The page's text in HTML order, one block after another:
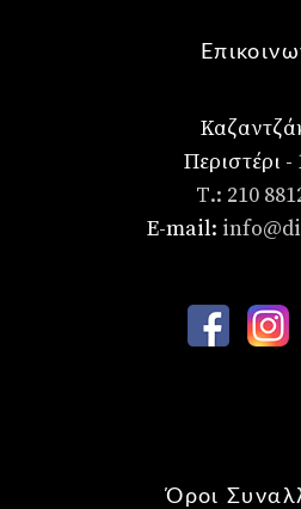
Περιστέρι -
Τ.: 210
E-mail:
Όροι